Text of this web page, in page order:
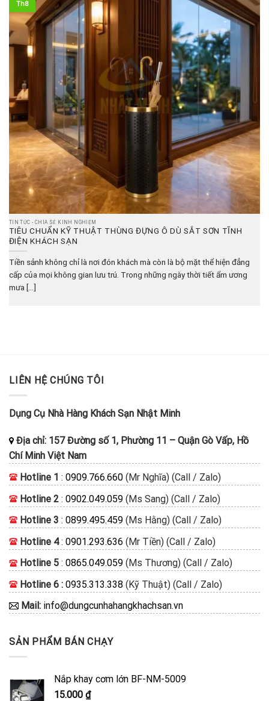
TIN TỨC - CHIA SẺ KINH NGHIỆM
TIÊU CHUẨN KỸ THUẬT THÙNG ĐỰNG Ô DÙ SẮT SƠN TĨNH
ĐIỆN KHÁCH SẠN
Tiền sảnh không chỉ là nơi đón khách mà còn là bộ mặt thể hiện đẳng
cấp của mọi không gian lưu trú. Trong những ngày thời tiết ẩm ương
mưa [...]
Th8
LIÊN HỆ CHÚNG TÔI
Dụng Cụ Nhà Hàng Khách Sạn Nhật Minh
Địa chỉ: 157 Đường số 1, Phường 11 – Quận Gò Vấp, Hồ
Chí Minh Việt Nam
Hotline 1 : 0909.766.660 (Mr Nghĩa) (Call / Zalo)
Hotline 2 : 0902.049.059 (Ms Sang) (Call / Zalo)
Hotline 3 : 0899.495.459 (Ms Hằng) (Call / Zalo)
Hotline 4: 0901.293.636 (Mr Tiền) (Call / Zalo)
Hotline 5 : 0865.049.059 (Ms Thương) (Call / Zalo)
Hotline 6 : 0935.313.338 (Kỹ Thuật) (Call / Zalo)
Mail: info@dungcunhahangkhachsan.vn
SẢN PHẨM BÁN CHẠY
Nắp khay cơm lớn BF-NM-5009
15.000 ₫